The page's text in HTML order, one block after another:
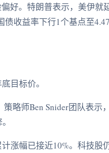
好。特朗普表示，美伊就
收益率下行1个基点至
目标价。
略师Ben Snider团队表示
涨幅已接近10%。科技股